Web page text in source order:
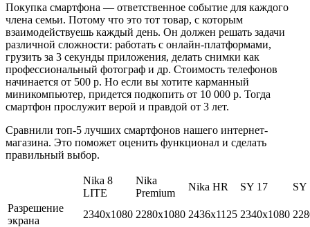
Покупка смартфона — ответственное событие для каждого
члена семьи. Потому что это тот товар, с которым
взаимодействуешь каждый день. Он должен решать задачи
различной сложности: работать с онлайн-платформами,
грузить за 3 секунды приложения, делать снимки как
профессиональный фотограф и др. Стоимость телефонов
начинается от 500 р. Но если вы хотите карманный
миникомпьютер, придется подкопить от 10 000 р. Тогда
смартфон прослужит верой и правдой от 3 лет.
Сравнили топ-5 лучших смартфонов нашего интернет-
магазина. Это поможет оценить функционал и сделать
правильный выбор.
Nika 8
LITE
Nika
Premium
Nika HR SY 17
SY
Разрешение
экрана
2340x1080 2280х1080 2436x1125 2340x1080